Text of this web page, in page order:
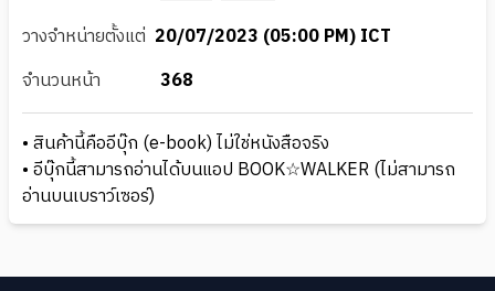
วางจำหน่ายตั้งแต่ 20/07/2023 (05:00 PM) ICT
จำนวนหน้า
368
• สินค้านี้คืออีบุ๊ก (e-book) ไม่ใช่หนังสือจริง
• อีบุ๊กนี้สามารถอ่านได้บนแอป BOOK☆WALKER (ไม่สามารถ
อ่านบนเบราว์เซอร์)